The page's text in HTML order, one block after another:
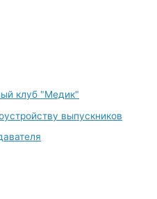
клуб "Медик"
выпускников